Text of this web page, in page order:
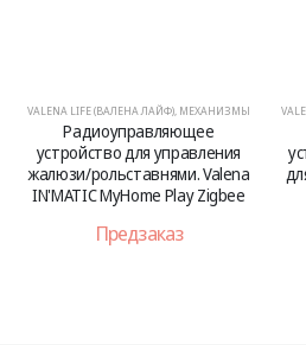
VALENA LIFE (ВАЛЕНА ЛАЙФ), МЕХАНИЗМЫ
Радиоуправляющее
устройство для управления
жалюзи/рольставнями. Valena
IN'MATIC MyHome Play Zigbee
Предзаказ